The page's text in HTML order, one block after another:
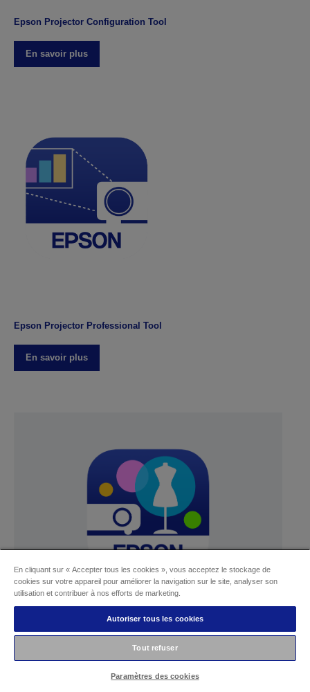
Epson Projector Configuration Tool
En savoir plus
Epson Projector Professional Tool
En savoir plus
Epson Creative Projection
En détail
En cliquant sur « Accepter tous les cookies », vous acceptez le stockage de
cookies sur votre appareil pour améliorer la navigation sur le site, analyser son
utilisation et contribuer à nos efforts de marketing.
Autoriser tous les cookies
Tout refuser
Paramètres des cookies